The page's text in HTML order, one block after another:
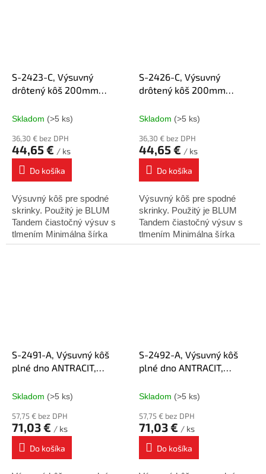
S-2423-C, Výsuvný
drôtený kôš 200mm
čiastočný výsuv
Skladom (>5 ks)
36,30 € bez DPH
44,65 € / ks
Do košíka
Výsuvný kôš pre spodné
skrinky. Použitý je BLUM
Tandem čiastočný výsuv s
tlmením Minimálna šírka
skrinky : 200mm Minimálna
S-2426-C, Výsuvný
drôtený kôš 200mm
čiastočný výsuv
Skladom (>5 ks)
36,30 € bez DPH
44,65 € / ks
Do košíka
Výsuvný kôš pre spodné
skrinky. Použitý je BLUM
Tandem čiastočný výsuv s
tlmením Minimálna šírka
skrinky : 200mm Minimálna
S-2491-A, Výsuvný kôš
plné dno ANTRACIT,
plnovýsuv
Skladom (>5 ks)
57,75 € bez DPH
71,03 € / ks
Do košíka
S-2492-A, Výsuvný kôš
plné dno ANTRACIT,
plnovýsuv
Skladom (>5 ks)
57,75 € bez DPH
71,03 € / ks
Do košíka